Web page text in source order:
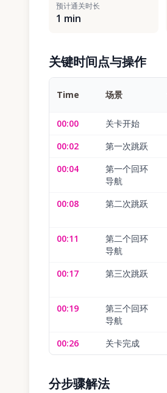
预计通关时长
1 min
关键时间点与操作
Time 场景
00:00 关卡开始
00:02
第一次跳跃
00:04
第一个回环
导航
00:08 第二次跳跃
00:11
第二个回环
导航
00:17 第三次跳跃
00:19
第三个回环
导航
00:26 关卡完成
分步骤解法